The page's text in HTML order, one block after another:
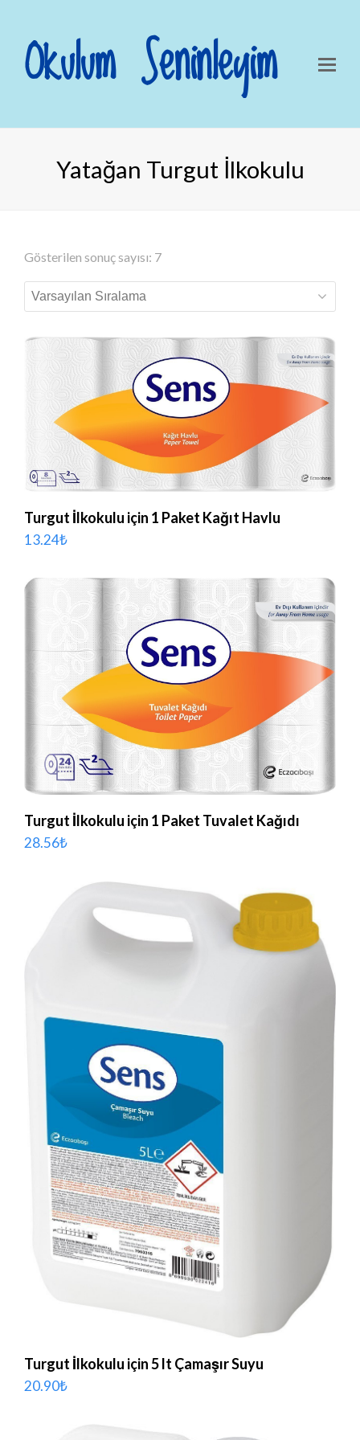
Okulum Seninleyim
Yatağan Turgut İlkokulu
Gösterilen sonuç sayısı: 7
Turgut İlkokulu için 1 Paket Kağıt Havlu
13.24₺
Turgut İlkokulu için 1 Paket Tuvalet Kağıdı
28.56₺
Turgut İlkokulu için 5 lt Çamaşır Suyu
20.90₺